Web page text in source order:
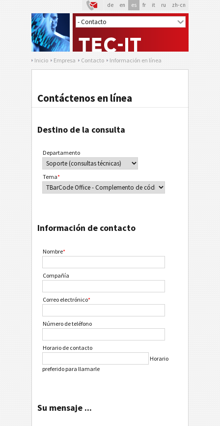
de en es fr it ru zh-cn
Inicio Empresa Contacto Información en línea
Contáctenos en línea
Destino de la consulta
Departamento
Tema*
Información de contacto
Nombre*
Compañía
Correo electrónico*
Número de teléfono
Horario de contacto
Horario
preferido para llamarle
Su mensaje ...